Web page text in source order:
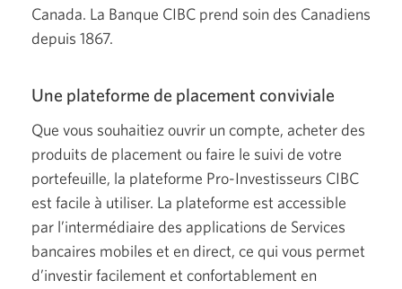
Canada. La Banque CIBC prend soin des Canadiens
depuis 1867.
Une plateforme de placement conviviale
Que vous souhaitiez ouvrir un compte, acheter des
produits de placement ou faire le suivi de votre
portefeuille, la plateforme Pro-Investisseurs CIBC
est facile à utiliser. La plateforme est accessible
par l’intermédiaire des applications de Services
bancaires mobiles et en direct, ce qui vous permet
d’investir facilement et confortablement en